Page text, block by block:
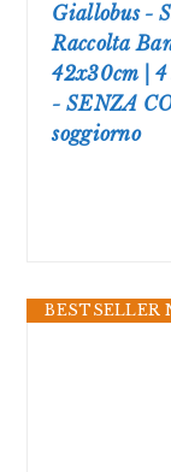
Giallobus -
Raccolta
42x30cm | 4
- SENZA
soggiorno
BESTSELLER